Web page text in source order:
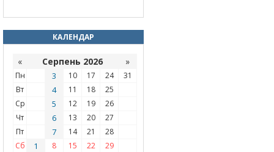
КАЛЕНДАР
« Серпень 2026 »
Пн 3 10 17 24
31
Вт
4 11 18
25
Ср
5 12 19
26
Чт
6 13 20
27
Пт
7 14 21
28
Сб
1 8 15 22
29